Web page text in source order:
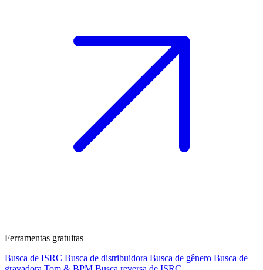
Ferramentas gratuitas
Busca de ISRC Busca de distribuidora Busca de gênero Busca de